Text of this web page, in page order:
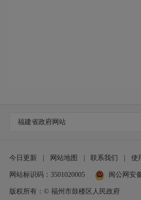
福建省政府网站
今日更新 网站地图 联系我们 使
网站标识码：3501020005 闽公网安
版权所有：© 福州市鼓楼区人民政府